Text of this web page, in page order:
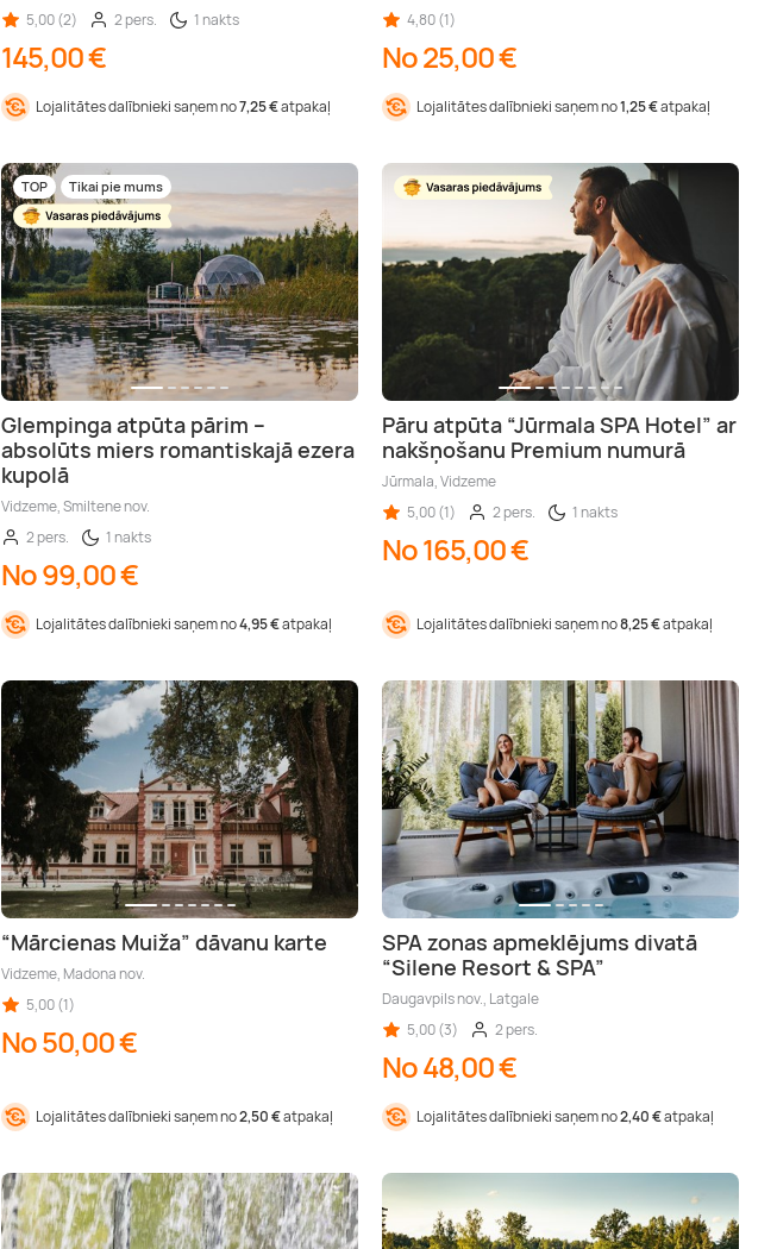
5,00 (2)
2 pers. 1 nakts
145,00 €
Lojalitātes dalībnieki saņem no7,25 €atpakaļ
4,80 (1)
No 25,00 €
Lojalitātes dalībnieki saņem no1,25 €atpakaļ
TOP Tikai pie mums
Glempinga atpūta pārim –
absolūts miers romantiskajā ezera
kupolā
Vidzeme, Smiltene nov.
2 pers.
1 nakts
No 99,00 €
Lojalitātes dalībnieki saņem no4,95 €atpakaļ
Pāru atpūta “Jūrmala SPA Hotel” ar
nakšņošanu Premium numurā
Jūrmala, Vidzeme
5,00 (1)
2 pers. 1 nakts
No 165,00 €
Lojalitātes dalībnieki saņem no8,25 €atpakaļ
“Mārcienas Muiža” dāvanu karte
Vidzeme, Madona nov.
5,00 (1)
No 50,00 €
Lojalitātes dalībnieki saņem no2,50 €atpakaļ
SPA zonas apmeklējums divatā
“Silene Resort & SPA”
Daugavpils nov., Latgale
5,00 (3)
2 pers.
No 48,00 €
Lojalitātes dalībnieki saņem no2,40 €atpakaļ